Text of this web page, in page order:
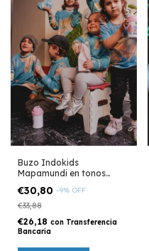
Buzo Indokids
Mapamundi en tonos
€30,80 -9% OFF
€33,88
€26,18 con Transferencia
Bancaria